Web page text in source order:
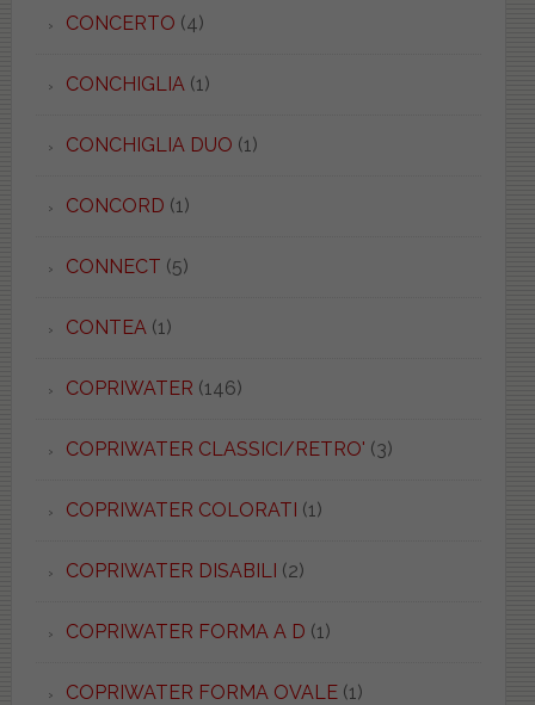
CONCERTO (4)
CONCHIGLIA (1)
CONCHIGLIA DUO (1)
CONCORD (1)
CONNECT (5)
CONTEA (1)
COPRIWATER (146)
COPRIWATER CLASSICI/RETRO' (3)
COPRIWATER COLORATI (1)
COPRIWATER DISABILI (2)
COPRIWATER FORMA A D (1)
COPRIWATER FORMA OVALE(1)